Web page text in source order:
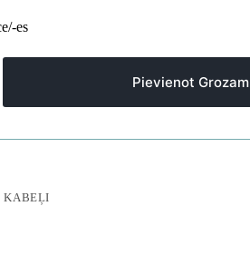
es
Pievienot Grozam
KABEĻI